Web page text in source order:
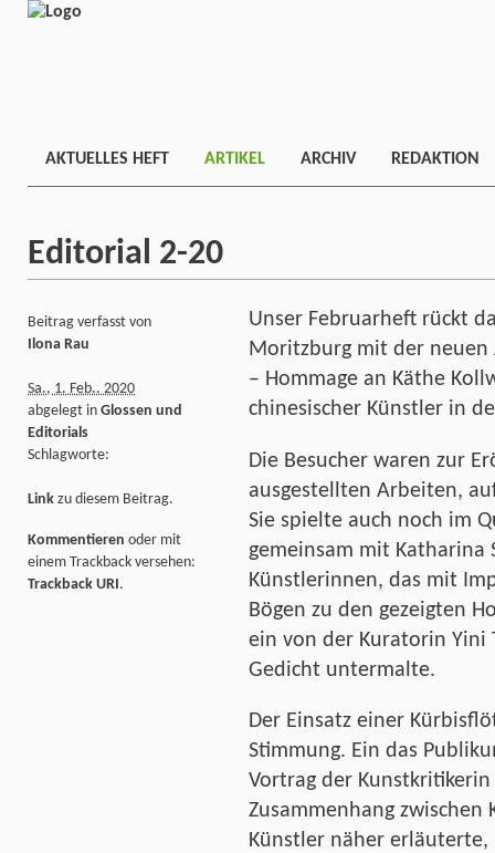
AKTUELLES HEFT ARTIKEL ARCHIV REDAKTION
Editorial 2-20
Unser Februarheft rückt
Moritzburg mit der neuen
– Hommage an Käthe
chinesischer Künstler in
Die Besucher waren zur
ausgestellten Arbeiten,
Sie spielte auch noch im
gemeinsam mit
Künstlerinnen, das mit
Bögen zu den gezeigten
ein von der Kuratorin Yini
Gedicht untermalte.
Der Einsatz einer
Stimmung. Ein das
Vortrag der
Zusammenhang
Künstler näher
Beitrag verfasst von
Ilona Rau
Sa., 1. Feb.. 2020
abgelegt in Glossen und
Editorials
Schlagworte:
Link zu diesem Beitrag.
Kommentieren oder mit
einem Trackback versehen:
Trackback URI.